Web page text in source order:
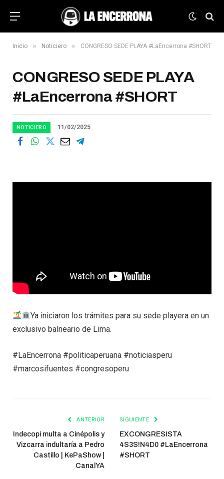
Inicio » Noticiero » CONGRESO SEDE PLAYA #LaEncerrona #SHORT
CONGRESO SEDE PLAYA
#LaEncerrona #SHORT
NOTICIERO 11/02/2025
Ya iniciaron los trámites para su sede playera en un
exclusivo balneario de Lima.
#LaEncerrona #politicaperuana #noticiasperu
#marcosifuentes #congresoperu
ANTERIOR
Indecopi multa a Cinépolis y
Vizcarra indultaría a Pedro
Castillo | KePaShow |
CanalYA
SIGUIENTE
EXCONGRESISTA
4S3S!N4D0 #LaEncerrona
#SHORT